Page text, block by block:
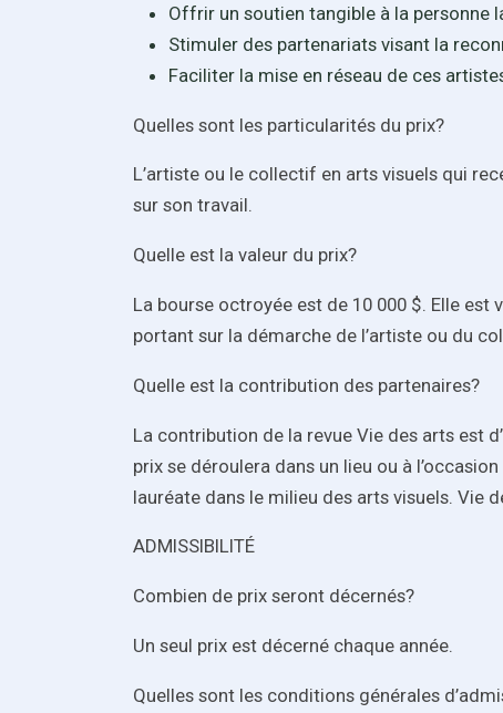
Offrir un soutien tangible à la personne
Stimuler des partenariats visant la
Faciliter la mise en réseau de ces
Quelles sont les particularités du prix?
L’artiste ou le collectif en arts visuels qui
sur son travail.
Quelle est la valeur du prix?
La bourse octroyée est de 10 000 $. Elle
portant sur la démarche de l’artiste ou du
Quelle est la contribution des partenaires?
La contribution de la revue Vie des arts est
prix se déroulera dans un lieu ou à
lauréate dans le milieu des arts visuels. Vie
ADMISSIBILITÉ
Combien de prix seront décernés?
Un seul prix est décerné chaque année.
Quelles sont les conditions générales